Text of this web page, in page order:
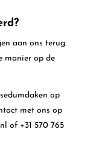
aan ons terug.
manier op de
op
met ons op
of +31 570 765